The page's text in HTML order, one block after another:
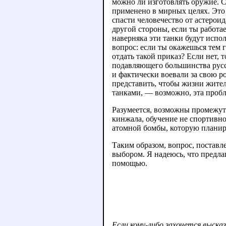
можно ли изготовлять оружие.
применено в мирных целях. Это
спасти человечество от
другой стороны, если ты
наверняка эти танки будут
вопрос: если ты окажешься тем
отдать такой приказ? Если
подавляющего большинства
и фактически воевали за свою
представить, чтобы жизни
танками, — возможно, эта
Разумеется, возможны
кинжала, обучение не
атомной бомбы, которую
Таким образом, вопрос,
выбором. Я надеюсь, что
помощью.